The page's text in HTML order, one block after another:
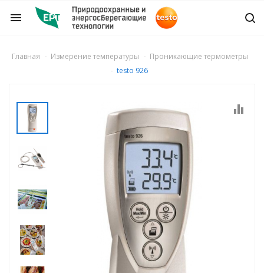
menu
дымовых газов
потока и
расхода воздуха
Главная Измерение температуры
Проникающие термометры
testo 926